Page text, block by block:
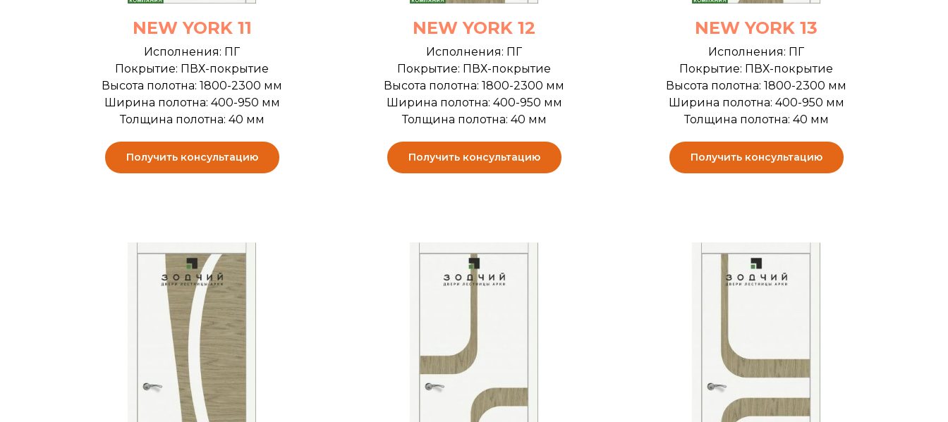
NEW YORK 11
Исполнения: ПГ
Покрытие: ПВХ-покрытие
Высота полотна: 1800-2300 мм
Ширина полотна: 400-950 мм
Толщина полотна: 40 мм
Получить консультацию
NEW YORK 12
Исполнения: ПГ
Покрытие: ПВХ-покрытие
Высота полотна: 1800-2300 мм
Ширина полотна: 400-950 мм
Толщина полотна: 40 мм
Получить консультацию
NEW YORK 13
Исполнения: ПГ
Покрытие: ПВХ-покрытие
Высота полотна: 1800-2300 мм
Ширина полотна: 400-950 мм
Толщина полотна: 40 мм
Получить консультацию